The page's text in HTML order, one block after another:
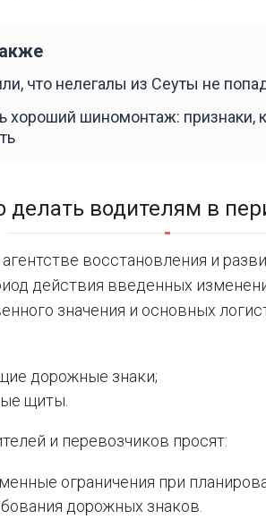
что нелегалы из Сеуты не
хороший шиномонтаж: признаки,
делать водителям в
восстановления и
действия введенных
значения и основных
дорожные знаки;
щиты.
и перевозчиков просят:
ограничения при
дорожных знаков.